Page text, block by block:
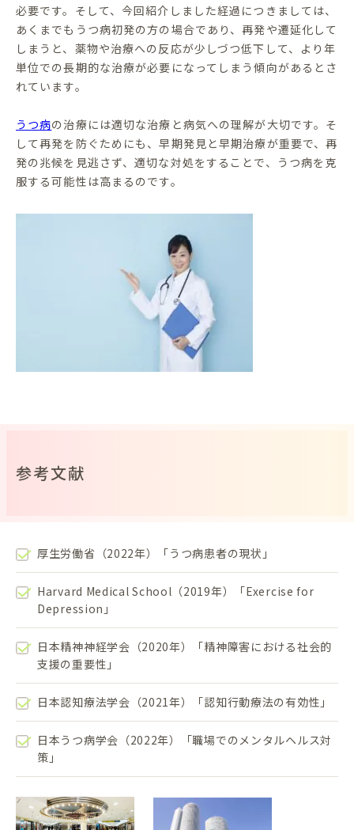
必要です。そして、今回紹介しました経過につきましては、
あくまでもうつ病初発の方の場合であり、再発や遷延化して
しまうと、薬物や治療への反応が少しづつ低下して、より年
単位での長期的な治療が必要になってしまう傾向があるとさ
れています。
うつ病の治療には適切な治療と病気への理解が大切です。そ
して再発を防ぐためにも、早期発見と早期治療が重要で、再
発の兆候を見逃さず、適切な対処をすることで、うつ病を克
服する可能性は高まるのです。
参考文献
厚生労働省（2022年）「うつ病患者の現状」
Harvard Medical School（2019年）「Exercise for
Depression」
日本精神神経学会（2020年）「精神障害における社会的
支援の重要性」
日本認知療法学会（2021年）「認知行動療法の有効性」
日本うつ病学会（2022年）「職場でのメンタルヘルス対
策」